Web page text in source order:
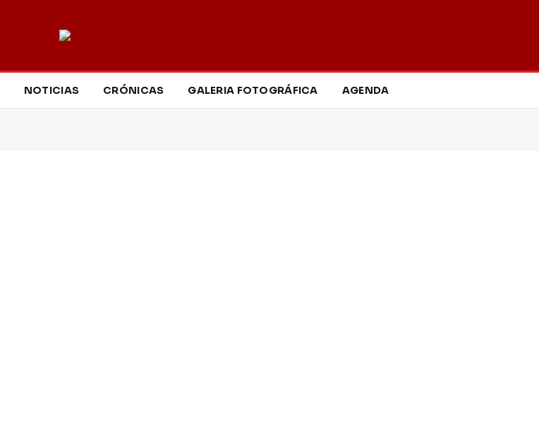
NOTICIAS CRÓNICAS GALERIA FOTOGRÁFICA AGENDA